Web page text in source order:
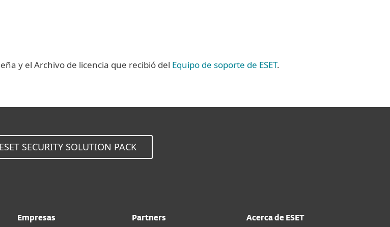
y el Archivo de licencia que recibió del Equipo de soporte de ESET.
SECURITY SOLUTION PACK
Empresas Partners Acerca de ESET